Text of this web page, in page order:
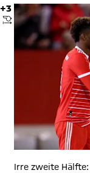
+3
ANPFIFF
Irre zweite Hälfte: